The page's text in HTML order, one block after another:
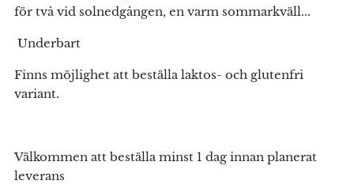
för två vid solnedgången, en varm sommarkväll...
Underbart❣️
Finns möjlighet att beställa laktos- och glutenfri
variant.
Välkommen att beställa minst 1 dag innan planerat
leverans❣️